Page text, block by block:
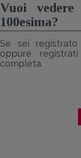
Vuoi
100esima?
Se sei
oppure
completa.